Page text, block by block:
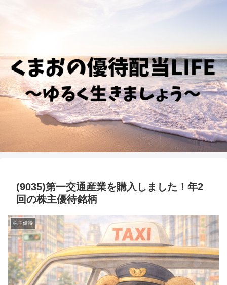
(9035)第一交通産業を購入しました！年2
回の株主優待銘柄
株主優待